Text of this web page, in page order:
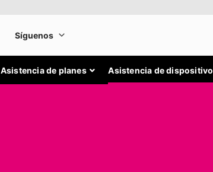
Asistencia de planes Asistencia de dispositivo